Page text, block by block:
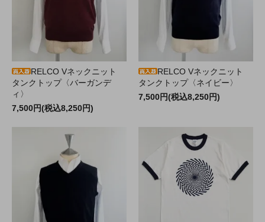
RELCO Vネックニット
タンクトップ〈バーガンデ
ィ〉
7,500円(税込8,250円)
RELCO Vネックニット
タンクトップ〈ネイビー〉
7,500円(税込8,250円)